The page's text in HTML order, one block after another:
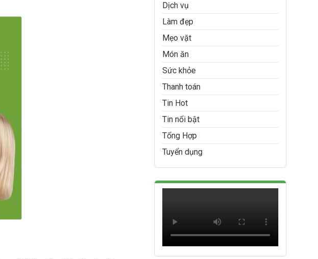
Dịch vụ
Làm đẹp
Mẹo vặt
Món ăn
Sức khỏe
Thanh toán
Tin Hot
Tin nổi bật
Tổng Hợp
Tuyển dụng